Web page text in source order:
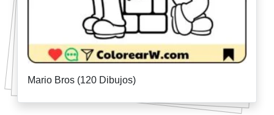
Mario Bros (120 Dibujos)